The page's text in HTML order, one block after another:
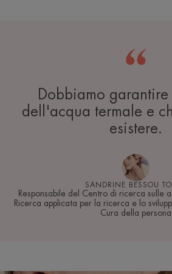
Dobbiamo
dell'acqua termale e
esistere.
SANDRINE BESSOU
Responsabile del Centro di ricerca sulle
Ricerca applicata per la ricerca e lo
Cura della persona